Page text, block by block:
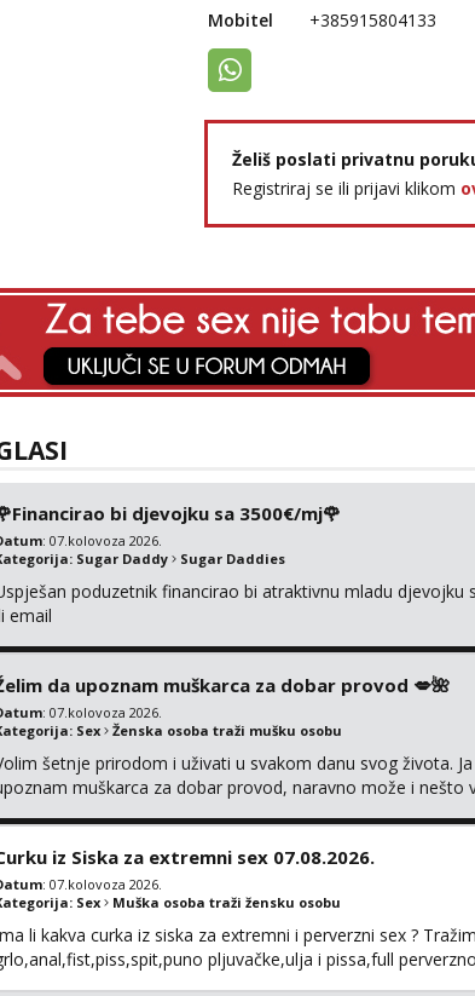
Mobitel +385915804133
Želiš poslati privatnu
Registriraj se ili prijavi klikom
bi djevojku sa 3500€/mj🌹
: 07.kolovoza 2026.
Sugar Daddy Sugar Daddies
poduzetnik financirao bi atraktivnu mladu djevojku
email
da upoznam muškarca za dobar provod 💋🌺
: 07.kolovoza 2026.
Sex Ženska osoba traži mušku osobu
šetnje prirodom i uživati u svakom danu svog života.
muškarca za dobar provod, naravno može i nešto
iz Siska za extremni sex 07.08.2026.
: 07.kolovoza 2026.
Sex Muška osoba traži žensku osobu
li kakva curka iz siska za extremni i perverzni sex ?
pljuvačke,ulja i pissa,full